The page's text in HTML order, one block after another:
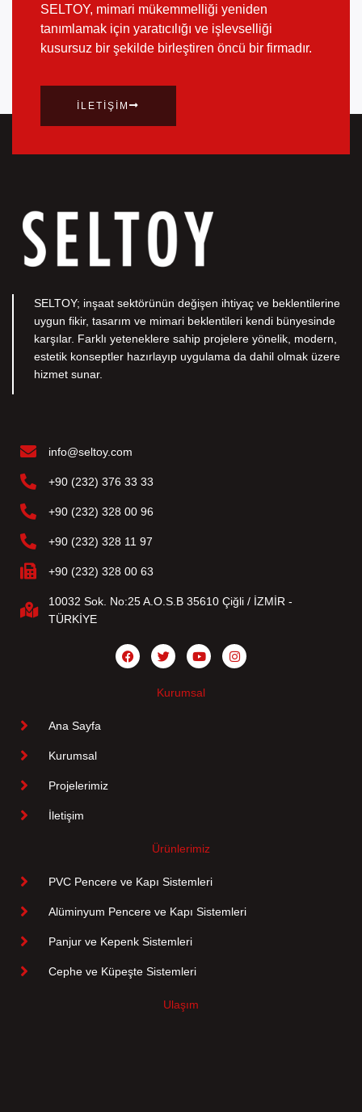
SELTOY, mimari mükemmelliği yeniden
tanımlamak için yaratıcılığı ve işlevselliği
kusursuz bir şekilde birleştiren öncü bir firmadır.
İLETIŞIM
SELTOY; inşaat sektörünün değişen ihtiyaç ve beklentilerine
uygun fikir, tasarım ve mimari beklentileri kendi bünyesinde
karşılar. Farklı yeteneklere sahip projelere yönelik, modern,
estetik konseptler hazırlayıp uygulama da dahil olmak üzere
hizmet sunar.
info@seltoy.com
+90 (232) 376 33 33
+90 (232) 328 00 96
+90 (232) 328 11 97
+90 (232) 328 00 63
10032 Sok. No:25 A.O.S.B 35610 Çiğli / İZMİR -
TÜRKİYE
Kurumsal
Ana Sayfa
Kurumsal
Projelerimiz
İletişim
Ürünlerimiz
PVC Pencere ve Kapı Sistemleri
Alüminyum Pencere ve Kapı Sistemleri
Panjur ve Kepenk Sistemleri
Cephe ve Küpeşte Sistemleri
Ulaşım